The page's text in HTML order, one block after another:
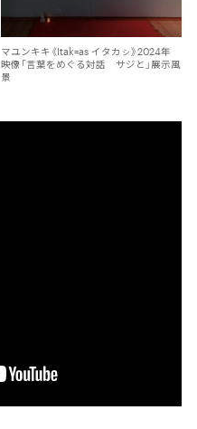
マユンキキ《Itak=as イタカㇱ》2024年
映像「言葉をめぐる対話 サジと」展示風
景